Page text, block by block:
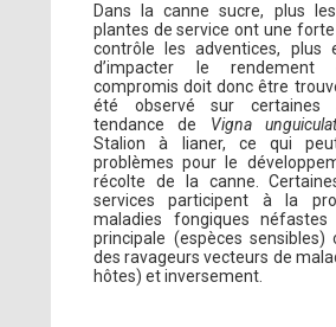
Dans la canne sucre, plus
plantes de service ont une
contrôle les adventices, plus
d’impacter le rendement
compromis doit donc être
été observé sur certaines
tendance de Vigna
Stalion à lianer, ce qui
problèmes pour le
récolte de la canne.
services participent à la
maladies fongiques
principale (espèces sensibles)
des ravageurs vecteurs de
hôtes) et inversement.